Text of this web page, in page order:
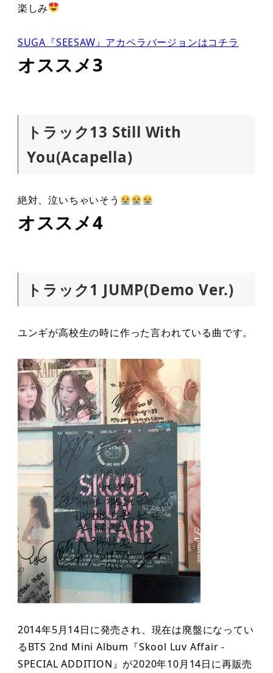
楽しみ
SUGA『SEESAW』アカペラバージョンはコチラ
オススメ3
トラック13 Still With
You(Acapella)
絶対、泣いちゃいそう
オススメ4
トラック1 JUMP(Demo Ver.)
ユンギが高校生の時に作った言われている曲です。
2014年5月14日に発売され、現在は廃盤になってい
るBTS 2nd Mini Album『Skool Luv Affair -
SPECIAL ADDITION』が2020年10月14日に再販売